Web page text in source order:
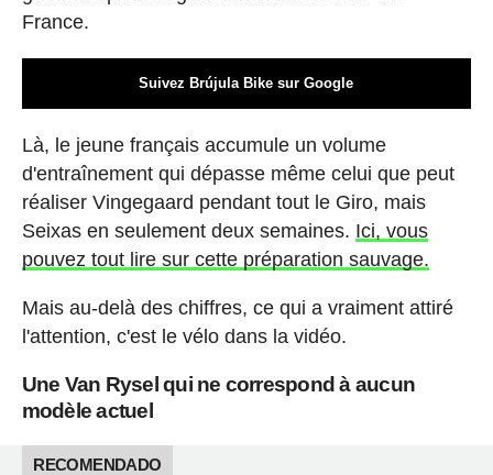
France.
Suivez Brújula Bike sur Google
Là, le jeune français accumule un volume
d'entraînement qui dépasse même celui que peut
réaliser Vingegaard pendant tout le Giro, mais
Seixas en seulement deux semaines. Ici, vous
pouvez tout lire sur cette préparation sauvage.
Mais au-delà des chiffres, ce qui a vraiment attiré
l'attention, c'est le vélo dans la vidéo.
Une Van Rysel qui ne correspond à aucun
modèle actuel
RECOMENDADO